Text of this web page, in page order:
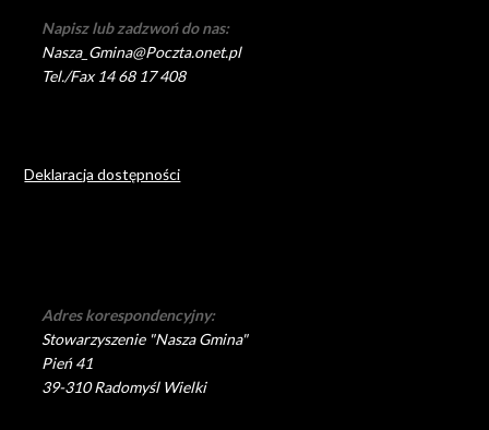
Napisz lub zadzwoń do nas:
Nasza_Gmina@Poczta.onet.pl
Tel./Fax 14 68 17 408
Deklaracja dostępności
Adres korespondencyjny:
Stowarzyszenie "Nasza Gmina"
Pień 41
39-310 Radomyśl Wielki